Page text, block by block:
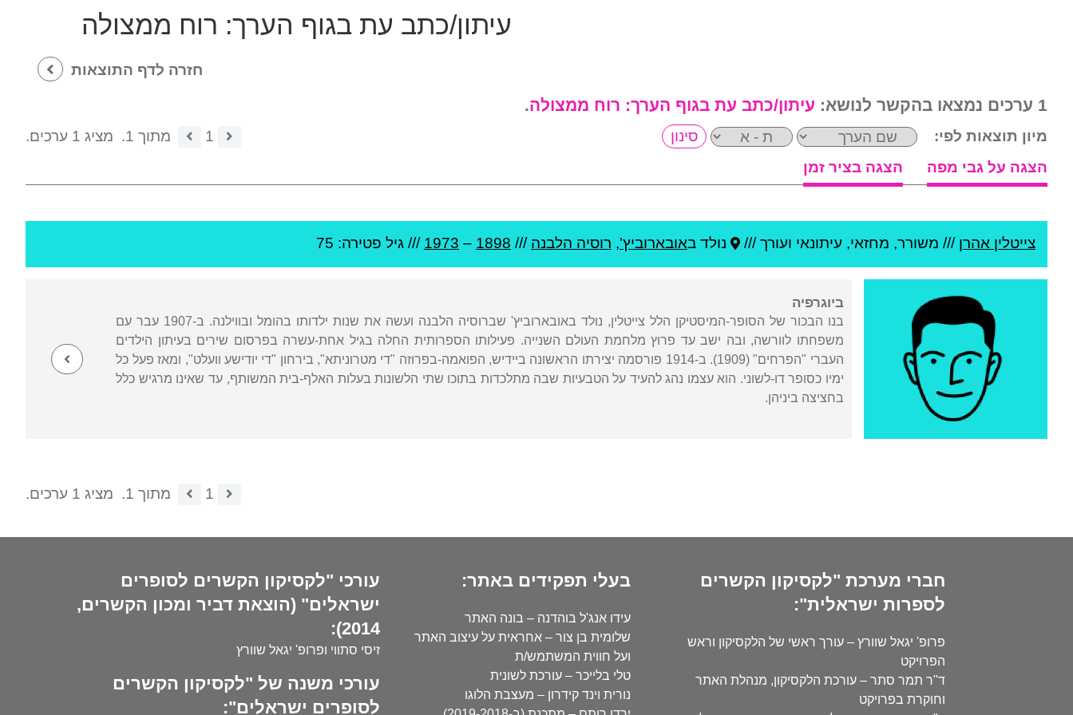
עיתון/כתב עת בגוף הערך: רוח ממצולה
חזרה לדף התוצאות
1 ערכים נמצאו בהקשר לנושא: עיתון/כתב עת בגוף הערך: רוח ממצולה.
מיון תוצאות לפי: 1 מתוך 1.
מציג 1 ערכים.
הצגה על גבי מפה
הצגה בציר זמן
צייטלין אהרן /// משורר, מחזאי, עיתונאי ועורך /// נולד באובארוביץ', רוסיה הלבנה ///
1898
–
1973 /// גיל פטירה: 75
ביוגרפיה
בנו הבכור של הסופר-המיסטיקן הלל צייטלין, נולד באובארוביץ' שברוסיה הלבנה ועשה את שנות ילדותו בהומל ובווילנה. ב-1907 עבר עם
משפחתו לוורשה, ובה ישב עד פרוץ מלחמת העולם השנייה. פעילותו הספרותית החלה בגיל אחת-עשרה בפרסום שירים בעיתון הילדים
העברי "הפרחים" (1909). ב-1914 פורסמה יצירתו הראשונה ביידיש, הפואמה-בפרוזה "די מטרוניתא", בירחון "די יודישע וועלט", ומאז פעל כל
ימיו כסופר דו-לשוני. הוא עצמו נהג להעיד על הטבעיות שבה מתלכדות בתוכו שתי הלשונות בעלות האלף-בית המשותף, עד שאינו מרגיש כלל
בחציצה ביניהן.
1 מתוך 1. מציג 1 ערכים.
חברי מערכת "לקסיקון הקשרים
לספרות ישראלית":
פרופ' יגאל שוורץ – עורך ראשי של הלקסיקון וראש
הפרויקט
ד"ר תמר סתר – עורכת הלקסיקון, מנהלת האתר
וחוקרת בפרויקט
בעלי תפקידים באתר:
עידו אנג'ל בוהדנה – בונה האתר
שלומית בן צור – אחראית על עיצוב האתר
ועל חווית המשתמש/ת
טלי בלייכר – עורכת לשונית
נורית וינד קידרון – מעצבת הלוגו
עורכי "לקסיקון הקשרים לסופרים
ישראלים" (הוצאת דביר ומכון הקשרים,
2014):
זיסי סתווי ופרופ' יגאל שוורץ
עורכי משנה של "לקסיקון הקשרים
לסופרים ישראלים":